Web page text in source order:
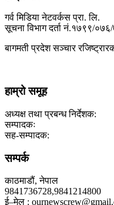
गर्व मिडिया नेटवर्कस प्रा. लि.
सूचना विभाग दर्ता नं.१७९९/
बागमती प्रदेश सञ्चार
हाम्रो समूह
अध्यक्ष तथा प्रबन्ध निर्देशक:
सम्पादकः
सह-सम्पादक:
सम्पर्क
काठमाडौं, नेपाल
9841736728,9841214800
ई–मेल :